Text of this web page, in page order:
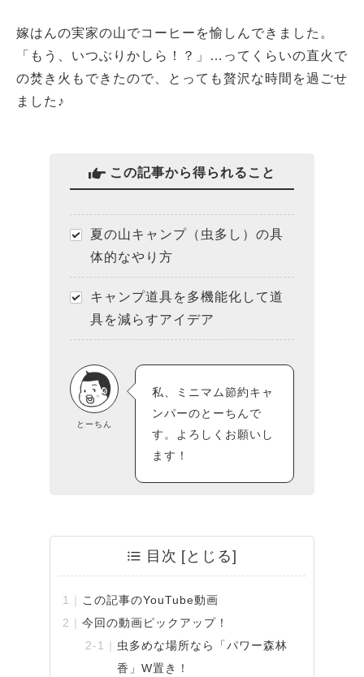
嫁はんの実家の山でコーヒーを愉しんできました。
「もう、いつぶりかしら！？」…ってくらいの直火で
の焚き火もできたので、とっても贅沢な時間を過ごせ
ました♪
この記事から得られること
夏の山キャンプ（虫多し）の具
体的なやり方
キャンプ道具を多機能化して道
具を減らすアイデア
とーちん
私、ミニマム節約キャ
ンパーのとーちんで
す。よろしくお願いし
ます！
目次
この記事のYouTube動画
今回の動画ピックアップ！
虫多めな場所なら「パワー森林
香」W置き！